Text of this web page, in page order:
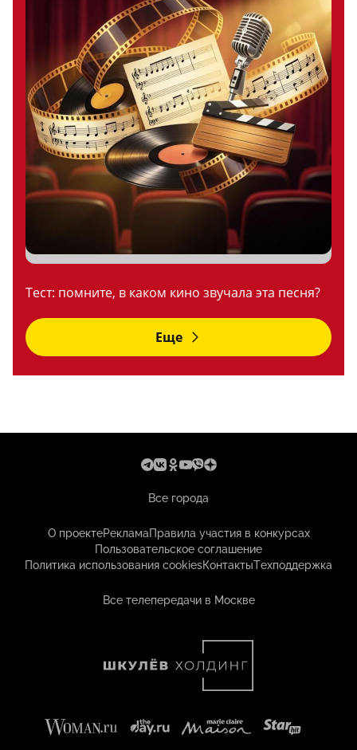
Тест: помните, в каком кино звучала эта песня?
Еще
Все города
О проектеРекламаПравила участия в конкурсах
Пользовательское соглашение
Политика использования cookiesКонтактыТехподдержка
Все телепередачи в Москве